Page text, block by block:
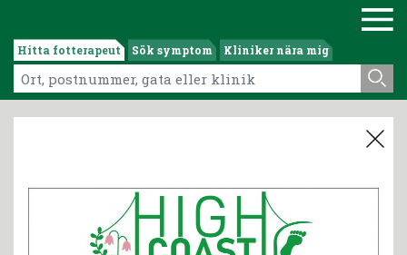
Hitta fotterapeut Sök symptom Kliniker nära mig